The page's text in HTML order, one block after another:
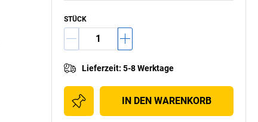
STÜCK
Lieferzeit: 5-8 Werktage
IN DEN WARENKORB